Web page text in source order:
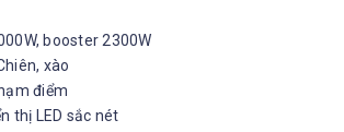
booster 2300W
xào
điểm
thị LED sắc nét